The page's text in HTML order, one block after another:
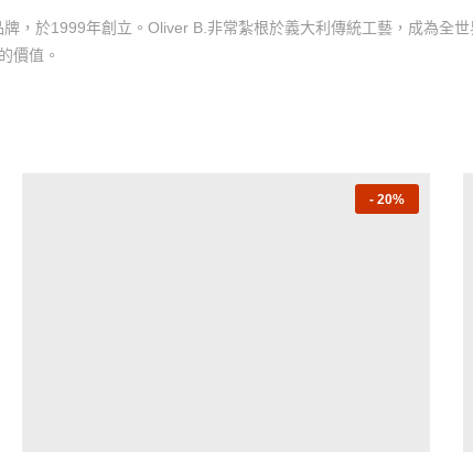
，於1999年創立。Oliver B.非常紮根於義大利傳統工藝，成為全
價值。
- 20%